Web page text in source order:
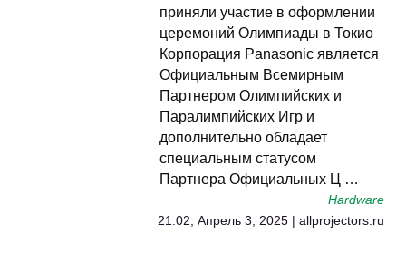
приняли участие в оформлении
церемоний Олимпиады в Токио
Корпорация Panasonic является
Официальным Всемирным
Партнером Олимпийских и
Паралимпийских Игр и
дополнительно обладает
специальным статусом
Партнера Официальных Ц …
Hardware
21:02, Апрель 3, 2025 | allprojectors.ru